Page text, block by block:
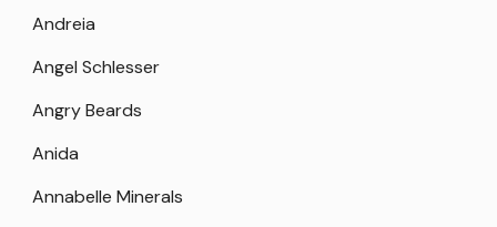
Andreia
Angel Schlesser
Angry Beards
Anida
Annabelle Minerals